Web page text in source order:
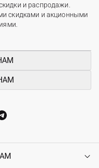
и распродажи.
скидками и акционными